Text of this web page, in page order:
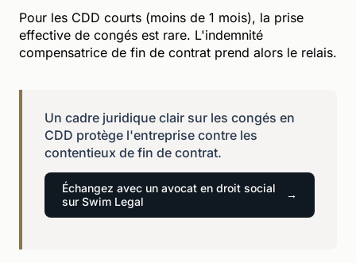
Pour les CDD courts (moins de 1 mois), la prise
effective de congés est rare. L'indemnité
compensatrice de fin de contrat prend alors le relais.
Un cadre juridique clair sur les congés en
CDD protège l'entreprise contre les
contentieux de fin de contrat.
Échangez avec un avocat en droit social
sur Swim Legal